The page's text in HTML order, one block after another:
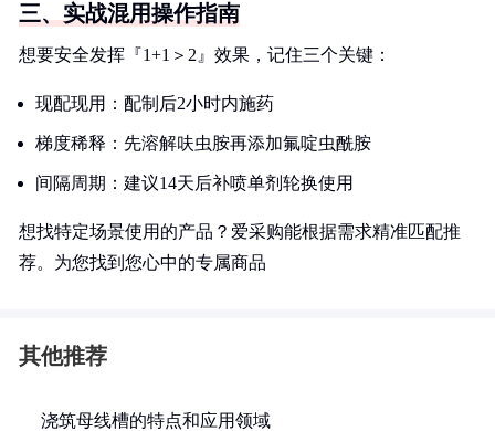
三、实战混用操作指南
想要安全发挥『1+1＞2』效果，记住三个关键：
现配现用：配制后2小时内施药
梯度稀释：先溶解呋虫胺再添加氟啶虫酰胺
间隔周期：建议14天后补喷单剂轮换使用
想找特定场景使用的产品？爱采购能根据需求精准匹配推
荐。为您找到您心中的专属商品
其他推荐
浇筑母线槽的特点和应用领域